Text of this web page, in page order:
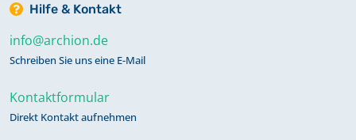
Hilfe & Kontakt
info@archion.de
Schreiben Sie uns eine E-Mail
Kontaktformular
Direkt Kontakt aufnehmen